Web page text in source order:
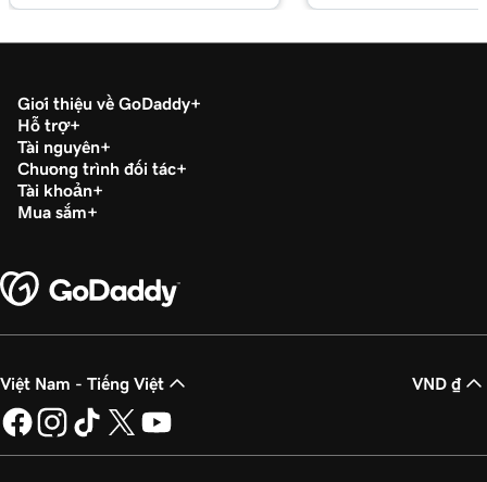
Giới thiệu về GoDaddy
Hỗ trợ
Tài nguyên
Chương trình đối tác
Tài khoản
Mua sắm
Việt Nam - Tiếng Việt VND ₫